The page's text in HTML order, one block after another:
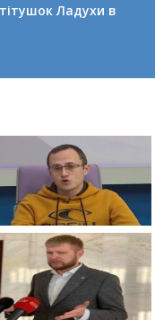
тітушок Ладухи в